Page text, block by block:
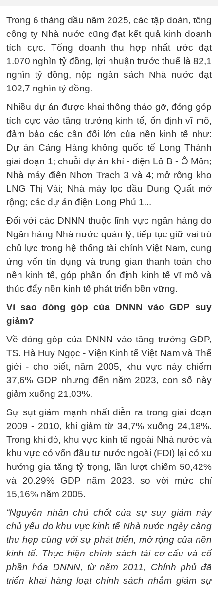
Trong 6 tháng đầu năm 2025, các tập đoàn, tổng
công ty Nhà nước cũng đạt kết quả kinh doanh
tích cực. Tổng doanh thu hợp nhất ước đạt
1.070 nghìn tỷ đồng, lợi nhuận trước thuế là 82,1
nghìn tỷ đồng, nộp ngân sách Nhà nước đạt
102,7 nghìn tỷ đồng.
Nhiều dự án được khai thông tháo gỡ, đóng góp
tích cực vào tăng trưởng kinh tế, ổn định vĩ mô,
đảm bảo các cân đối lớn của nền kinh tế như:
Dự án Cảng Hàng không quốc tế Long Thành
giai đoạn 1; chuỗi dự án khí - điện Lô B - Ô Môn;
Nhà máy điện Nhơn Trạch 3 và 4; mở rộng kho
LNG Thị Vải; Nhà máy lọc dầu Dung Quất mở
rộng; các dự án điện Long Phú 1...
Đối với các DNNN thuộc lĩnh vực ngân hàng do
Ngân hàng Nhà nước quản lý, tiếp tục giữ vai trò
chủ lực trong hệ thống tài chính Việt Nam, cung
ứng vốn tín dụng và trung gian thanh toán cho
nền kinh tế, góp phần ổn định kinh tế vĩ mô và
thúc đẩy nền kinh tế phát triển bền vững.
Vì sao đóng góp của DNNN vào GDP suy
giảm?
Về đóng góp của DNNN vào tăng trưởng GDP,
TS. Hà Huy Ngọc - Viện Kinh tế Việt Nam và Thế
giới - cho biết, năm 2005, khu vực này chiếm
37,6% GDP nhưng đến năm 2023, con số này
giảm xuống 21,03%.
Sự sụt giảm mạnh nhất diễn ra trong giai đoạn
2009 - 2010, khi giảm từ 34,7% xuống 24,18%.
Trong khi đó, khu vực kinh tế ngoài Nhà nước và
khu vực có vốn đầu tư nước ngoài (FDI) lại có xu
hướng gia tăng tỷ trọng, lần lượt chiếm 50,42%
và 20,29% GDP năm 2023, so với mức chỉ
15,16% năm 2005.
“Nguyên nhân chủ chốt của sự suy giảm này
chủ yếu do khu vực kinh tế Nhà nước ngày càng
thu hẹp cùng với sự phát triển, mở rộng của nền
kinh tế. Thực hiện chính sách tái cơ cấu và cổ
phần hóa DNNN, từ năm 2011, Chính phủ đã
triển khai hàng loạt chính sách nhằm giảm sự